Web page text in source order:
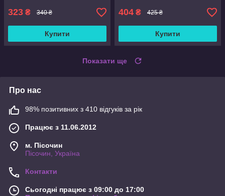
323 ₴ 340 ₴
Купити
404 ₴ 425 ₴
Купити
Показати ще
Про нас
98% позитивних з 410 відгуків за рік
Працює з 11.06.2012
м. Пісочин
Пісочин, Україна
Контакти
Сьогодні працює з 09:00 до 17:00